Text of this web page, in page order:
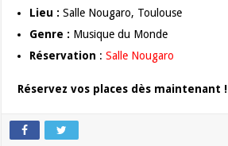
Lieu : Salle Nougaro, Toulouse
Genre : Musique du Monde
Réservation :Salle Nougaro
Réservez vos places dès maintenant !